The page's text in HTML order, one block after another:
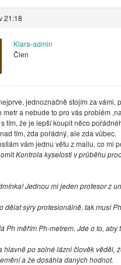
21:18
Klara-admin
Člen
jednoznačně stojím za vámi,
metr a nebude to pro vás problém
tím, že je lepší koupit něco
tím, zda pořádný, ale zda vůbec.
vám jednu větu z mailu, co mi
Kontrola kyselosti v průběhu
Jednou mi jeden profesor z
dělat sýry profesionálně, tak musí
Ph měřím Ph-metrem. Jde o to, aby
hlavně po solné lázni člověk věděl,
a že dosáhla daných hodnot.